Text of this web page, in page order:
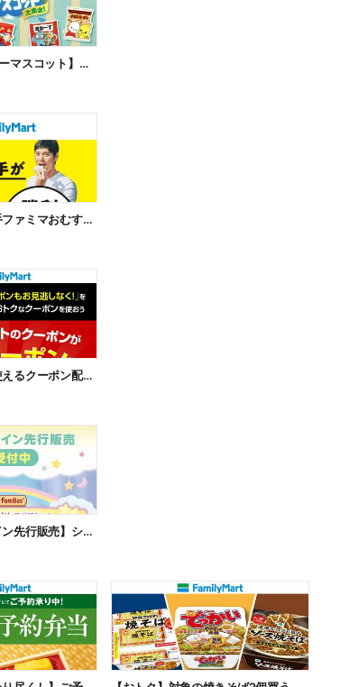
【サンリオ×メーカーマスコット】オリジナルグッズ貰える!
【おトク】大谷選手ファミマおむすび割
【おトク】お店で使えるクーポン配信中
【ファミマオンライン先行販売】シルバニアファミリー